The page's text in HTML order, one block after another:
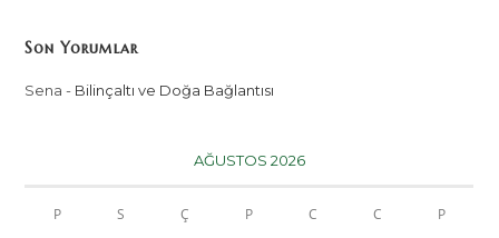
Son Yorumlar
Sena - Bilinçaltı ve Doğa Bağlantısı
AĞUSTOS 2026
P S Ç P C C P